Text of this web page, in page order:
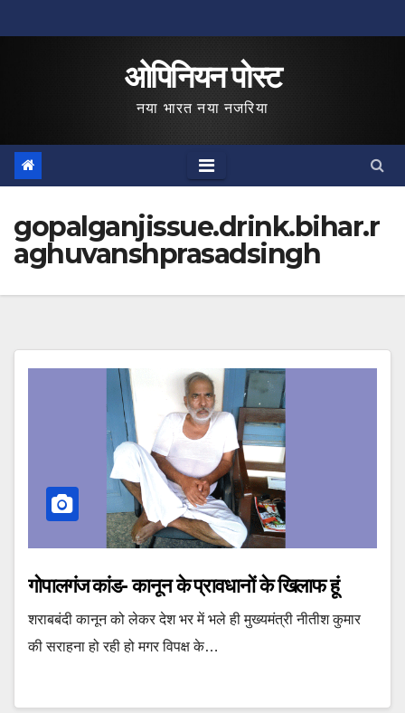
to
ओपिनियन पोस्ट
नया भारत नया नजरिया
gopalganjissue.drink.bihar.r
aghuvanshprasadsingh
गोपालगंज कांड- कानून के प्रावधानों के खिलाफ हूं
शराबबंदी कानून को लेकर देश भर में भले ही मुख्यमंत्री नीतीश कुमार
की सराहना हो रही हो मगर विपक्ष के…